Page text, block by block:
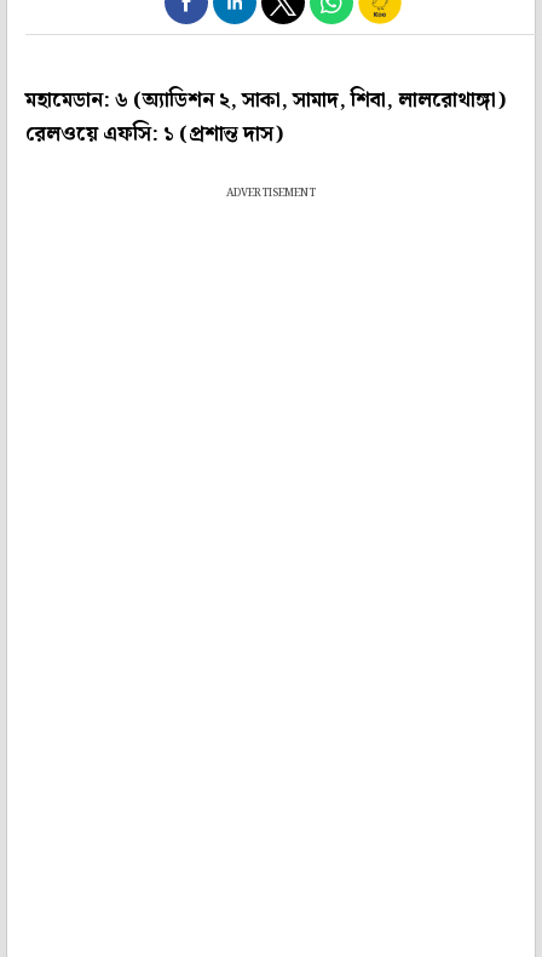
মহামেডান: ৬ (অ্যাডিশন ২, সাকা, সামাদ, শিবা, লালরোথাঙ্গা)
রেলওয়ে এফসি: ১ (প্রশান্ত দাস)
ADVERTISEMENT